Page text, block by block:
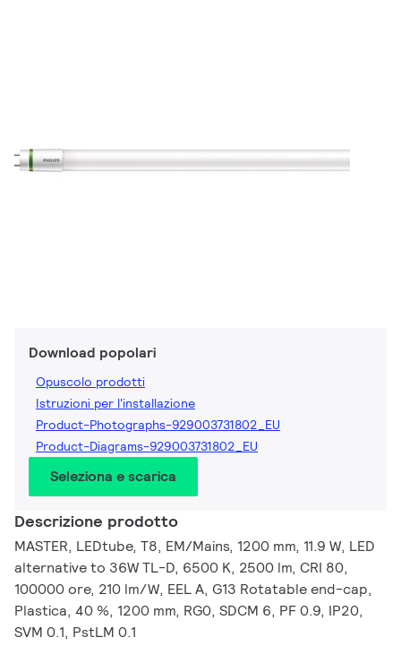
Download popolari
Opuscolo prodotti
Istruzioni per l'installazione
Product-Photographs-929003731802_EU
Product-Diagrams-929003731802_EU
Seleziona e scarica
Descrizione prodotto
MASTER, LEDtube, T8, EM/Mains, 1200 mm, 11.9 W, LED
alternative to 36W TL-D, 6500 K, 2500 lm, CRI 80,
100000 ore, 210 lm/W, EEL A, G13 Rotatable end-cap,
Plastica, 40 %, 1200 mm, RG0, SDCM 6, PF 0.9, IP20,
SVM 0.1, PstLM 0.1